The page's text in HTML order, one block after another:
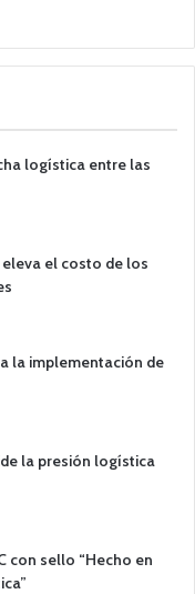
logística entre las
eleva el costo de los
la implementación de
la presión logística
con sello “Hecho en